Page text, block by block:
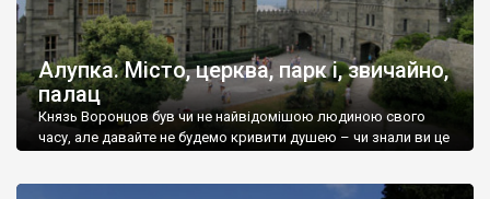
Алупка. Місто, церква, парк і, звичайно,
палац
Князь Воронцов був чи не найвідомішою людиною свого
часу, але давайте не будемо кривити душею – чи знали ви це